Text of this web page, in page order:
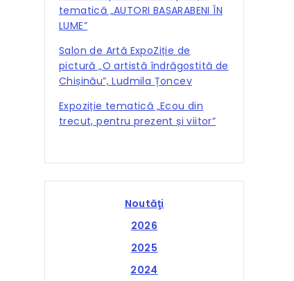
tematică „AUTORI BASARABENI ÎN
LUME”
Salon de Artă ExpoZiție de
pictură „O artistă îndrăgostită de
Chișinău”, Ludmila Țoncev
Expoziție tematică „Ecou din
trecut, pentru prezent și viitor”
2024
2025
2026
Noutăţi